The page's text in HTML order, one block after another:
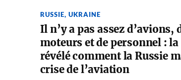
RUSSIE, UKRAINE
Il n’y a pas assez d’avions,
moteurs et de personnel : la
révélé comment la Russie
crise de l’aviation